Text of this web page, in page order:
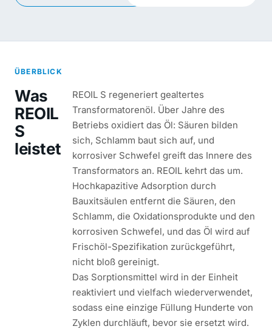
ÜBERBLICK
Was
REOIL
S
leistet
REOIL S regeneriert gealtertes
Transformatorenöl. Über Jahre des
Betriebs oxidiert das Öl: Säuren bilden
sich, Schlamm baut sich auf, und
korrosiver Schwefel greift das Innere des
Transformators an. REOIL kehrt das um.
Hochkapazitive Adsorption durch
Bauxitsäulen entfernt die Säuren, den
Schlamm, die Oxidationsprodukte und den
korrosiven Schwefel, und das Öl wird auf
Frischöl-Spezifikation zurückgeführt,
nicht bloß gereinigt.
Das Sorptionsmittel wird in der Einheit
reaktiviert und vielfach wiederverwendet,
sodass eine einzige Füllung Hunderte von
Zyklen durchläuft, bevor sie ersetzt wird.